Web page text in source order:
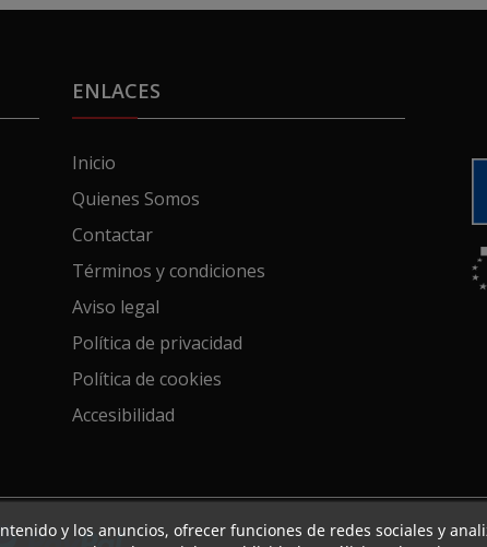
ENLACES
Inicio
Quienes Somos
Contactar
Términos y condiciones
Aviso legal
Política de privacidad
Política de cookies
Accesibilidad
y los anuncios, ofrecer funciones de redes sociales y